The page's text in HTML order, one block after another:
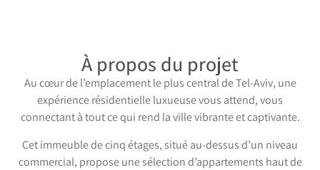
À propos du projet
Au cœur de l’emplacement le plus central de Tel-Aviv, une
expérience résidentielle luxueuse vous attend, vous
connectant à tout ce qui rend la ville vibrante et captivante.
Cet immeuble de cinq étages, situé au-dessus d’un niveau
commercial, propose une sélection d’appartements haut de